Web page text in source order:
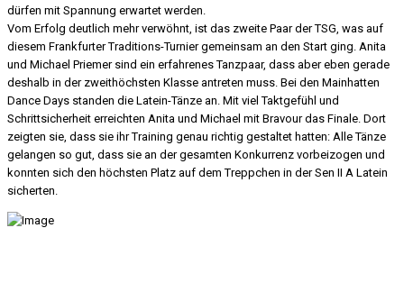
dürfen mit Spannung erwartet werden.
Vom Erfolg deutlich mehr verwöhnt, ist das zweite Paar der TSG, was auf
diesem Frankfurter Traditions-Turnier gemeinsam an den Start ging. Anita
und Michael Priemer sind ein erfahrenes Tanzpaar, dass aber eben gerade
deshalb in der zweithöchsten Klasse antreten muss. Bei den Mainhatten
Dance Days standen die Latein-Tänze an. Mit viel Taktgefühl und
Schrittsicherheit erreichten Anita und Michael mit Bravour das Finale. Dort
zeigten sie, dass sie ihr Training genau richtig gestaltet hatten: Alle Tänze
gelangen so gut, dass sie an der gesamten Konkurrenz vorbeizogen und
konnten sich den höchsten Platz auf dem Treppchen in der Sen II A Latein
sicherten.